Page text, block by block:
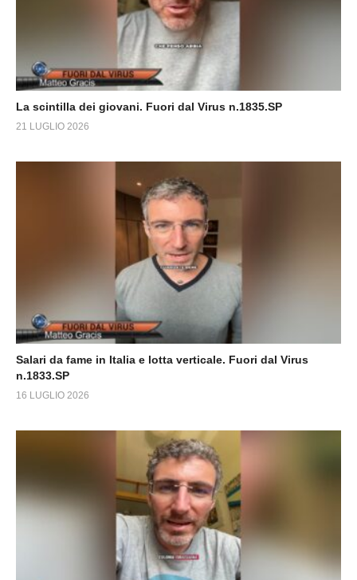
La scintilla dei giovani. Fuori dal Virus n.1835.SP
21 LUGLIO 2026
Salari da fame in Italia e lotta verticale. Fuori dal Virus
n.1833.SP
16 LUGLIO 2026